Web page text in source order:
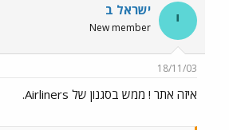
י ישראל ב
New member
18/11/03
איזה אתר ! ממש בסגנון של Airliners.